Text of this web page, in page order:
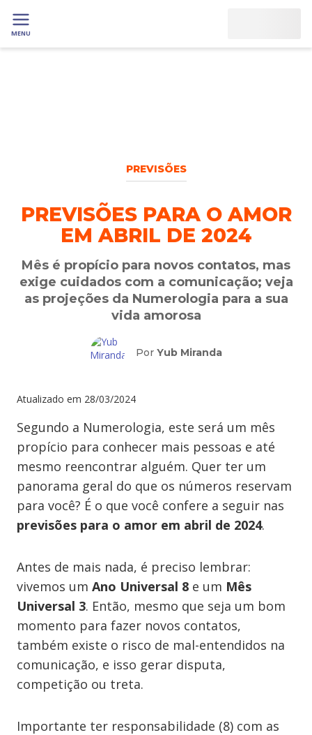
MENU
PREVISÕES
PREVISÕES PARA O AMOR
EM ABRIL DE 2024
Mês é propício para novos contatos, mas
exige cuidados com a comunicação; veja
as projeções da Numerologia para a sua
vida amorosa
Por Yub Miranda
Atualizado em 28/03/2024
Segundo a Numerologia, este será um mês
propício para conhecer mais pessoas e até
mesmo reencontrar alguém. Quer ter um
panorama geral do que os números reservam
para você? É o que você confere a seguir nas
previsões para o amor em abril de 2024.
Antes de mais nada, é preciso lembrar:
vivemos um Ano Universal 8 e um Mês
Universal 3. Então, mesmo que seja um bom
momento para fazer novos contatos,
também existe o risco de mal-entendidos na
comunicação, e isso gerar disputa,
competição ou treta.
Importante ter responsabilidade (8) com as